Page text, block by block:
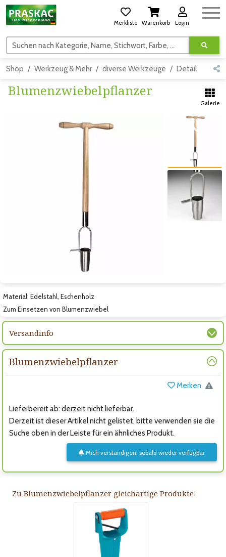
Merkliste Warenkorb Login
Suchen nach Kategorie, Name, Stichwort, Farbe, usw.
Shop Werkzeug & Mehr diverse Werkzeuge Detail
Blumenzwiebelpflanzer
Galerie
Zum nächsten Bild
Zum vorigen Bild
Material: Edelstahl, Eschenholz
Zum Einsetzen von Blumenzwiebel
Versandinfo
Blumenzwiebelpflanzer
Merken
Lieferbereit ab: derzeit nicht lieferbar.
Derzeit ist dieser Artikel nicht gelistet, bitte verwenden sie die
Suche oben in der Leiste für ein ähnliches Produkt.
Mich verständigen, sobald wieder verfügbar
Zu Blumenzwiebelpflanzer gleichartige Produkte: